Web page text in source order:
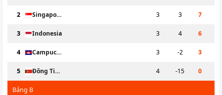
2 Singapore 3 3 7
3 Indonesia 3 4 6
4 Campuchia 3 -2 3
5 Đông Timor 4 -15 0
Bảng B